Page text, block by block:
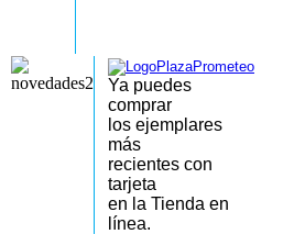
Ya puedes
comprar
los ejemplares
más
recientes con
tarjeta
en la Tienda en
línea.